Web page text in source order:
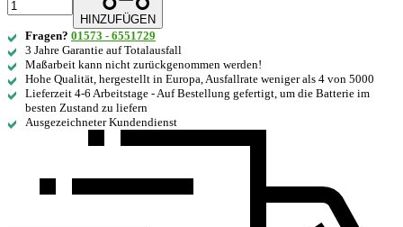
HINZUFÜGEN
Fragen? 01573 - 6551729
3 Jahre Garantie auf Totalausfall
Maßarbeit kann nicht zurückgenommen werden!
Hohe Qualität, hergestellt in Europa, Ausfallrate weniger als 4 von 5000
Lieferzeit 4-6 Arbeitstage - Auf Bestellung gefertigt, um die Batterie im
besten Zustand zu liefern
Ausgezeichneter Kundendienst